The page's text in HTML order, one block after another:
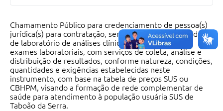
Chamamento Público para credenciamento de pessoa(s)
jurídica(s) para contratação, sem caráter de exclusividade,
de laboratório de análises clínicas para realização de
exames laboratoriais, com serviços de coleta, análise e
distribuição de resultados, conforme natureza, condições,
quantidades e exigências estabelecidas neste
instrumento, com base na tabela de preços SUS ou
CBHPM, visando a formação de rede complementar de
saúde para atendimento à população usuária SUS de
Taboão da Serra.